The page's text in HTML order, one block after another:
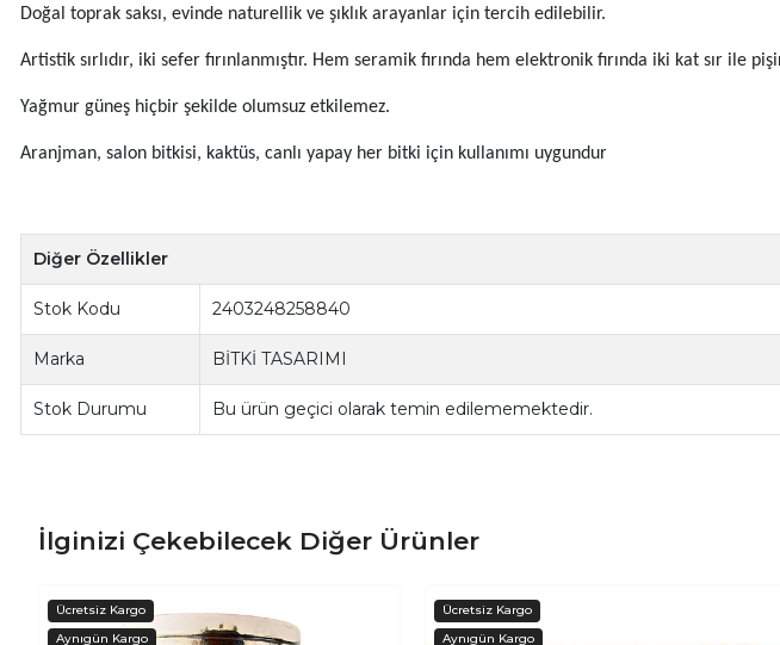
Doğal toprak saksı, evinde naturellik ve şıklık arayanlar için tercih edilebilir.
Artistik sırlıdır, iki sefer fırınlanmıştır. Hem seramik fırında hem elektronik fırında iki kat sır ile
Yağmur güneş hiçbir şekilde olumsuz etkilemez.
Aranjman, salon bitkisi, kaktüs, canlı yapay her bitki için kullanımı uygundur
Diğer Özellikler
Stok Kodu 2403248258840
Marka BİTKİ TASARIMI
Stok Durumu Bu ürün geçici olarak temin edilememektedir.
İlginizi Çekebilecek Diğer Ürünler